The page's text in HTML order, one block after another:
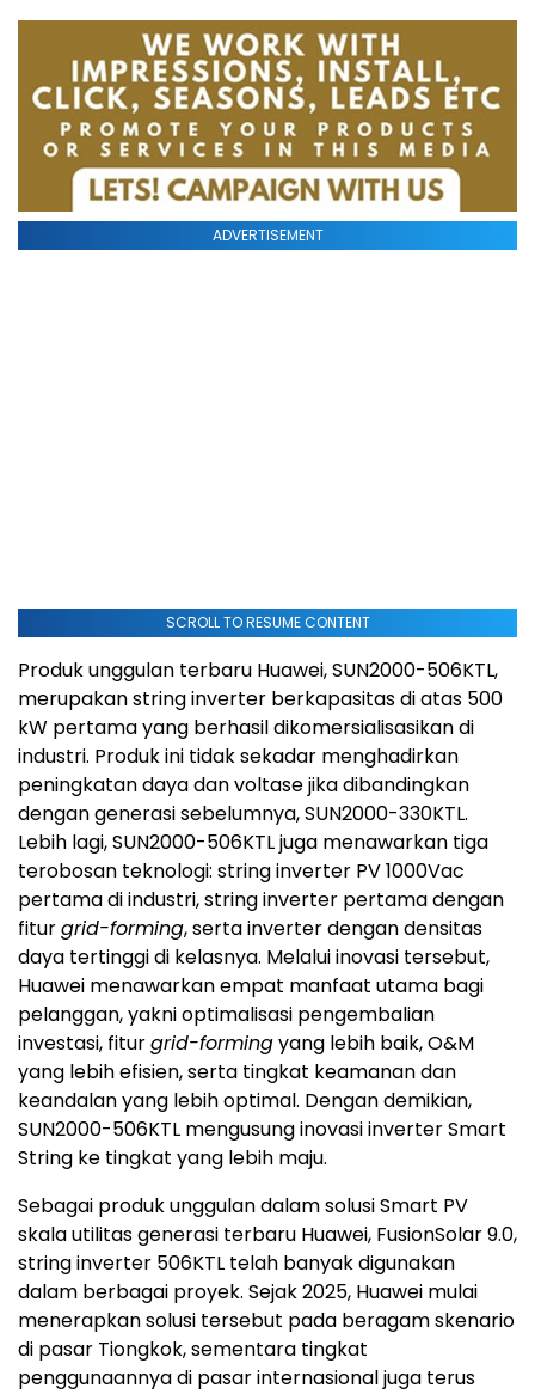
ADVERTISEMENT
SCROLL TO RESUME CONTENT
Produk unggulan terbaru Huawei, SUN2000-506KTL,
merupakan string inverter berkapasitas di atas 500
kW pertama yang berhasil dikomersialisasikan di
industri. Produk ini tidak sekadar menghadirkan
peningkatan daya dan voltase jika dibandingkan
dengan generasi sebelumnya, SUN2000-330KTL.
Lebih lagi, SUN2000-506KTL juga menawarkan tiga
terobosan teknologi: string inverter PV 1000Vac
pertama di industri, string inverter pertama dengan
fiturgrid-forming, serta inverter dengan densitas
daya tertinggi di kelasnya. Melalui inovasi tersebut,
Huawei menawarkan empat manfaat utama bagi
pelanggan, yakni optimalisasi pengembalian
investasi, fiturgrid-formingyang lebih baik, O&M
yang lebih efisien, serta tingkat keamanan dan
keandalan yang lebih optimal. Dengan demikian,
SUN2000-506KTL mengusung inovasi inverter Smart
String ke tingkat yang lebih maju.
Sebagai produk unggulan dalam solusi Smart PV
skala utilitas generasi terbaru Huawei, FusionSolar 9.0,
string inverter 506KTL telah banyak digunakan
dalam berbagai proyek. Sejak 2025, Huawei mulai
menerapkan solusi tersebut pada beragam skenario
di pasar Tiongkok, sementara tingkat
penggunaannya di pasar internasional juga terus